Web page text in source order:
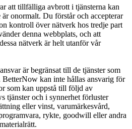
att tillfälliga avbrott i tjänsterna kan
onormalt. Du förstår och accepterar
kontroll över nätverk hos tredje part
denna webbplats, och att
nätverk är helt utanför vår
är begränsat till de tjänster som
kan inte hållas ansvarig för
som kan uppstå till följd av
tjänster och i synnerhet förluster
eller vinst, varumärkesvård,
rykte, goodwill eller andra